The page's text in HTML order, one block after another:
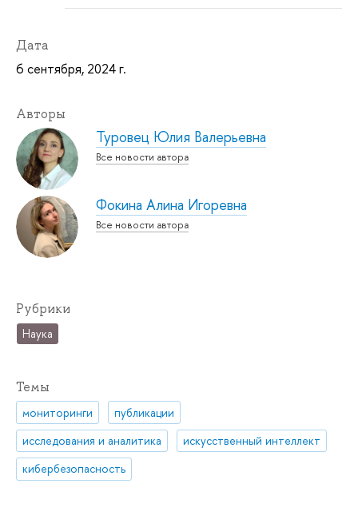
Дата
6 сентября, 2024 г.
Авторы
Туровец Юлия Валерьевна
Все новости автора
Фокина Алина Игоревна
Все новости автора
Рубрики
Наука
Темы
мониторинги
публикации
исследования и аналитика
искусственный интеллект
кибербезопасность